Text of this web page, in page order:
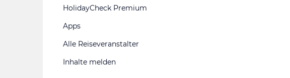
HolidayCheck Premium
Apps
Alle Reiseveranstalter
Inhalte melden